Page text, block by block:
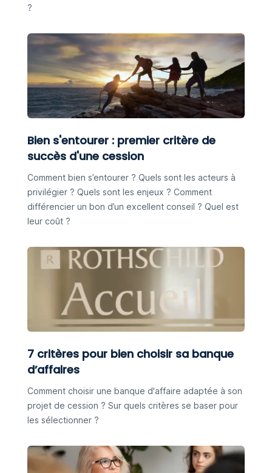
?
Bien s'entourer : premier critère de
succès d'une cession
Comment bien s’entourer ? Quels sont les acteurs à
privilégier ? Quels sont les enjeux ? Comment
différencier un bon d’un excellent conseil ? Quel est
leur coût ?
7 critères pour bien choisir sa banque
d’affaires
Comment choisir une banque d'affaire adaptée à son
projet de cession ? Sur quels critères se baser pour
les sélectionner ?